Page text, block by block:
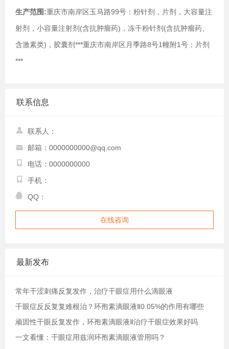
生产范围:重庆市南岸区玉马路99号：粉针剂，片剂，大容量注
射剂，小容量注射剂(含抗肿瘤药)，冻干粉针剂(含抗肿瘤药、
含激素类)，胶囊剂***重庆市南岸区月季路8号1幢附1号：片剂
***
联系信息
联系人：
邮箱：0000000000@qq.com
电话：0000000000
手机：
QQ：
在线咨询
最新发布
常年干涩刺痛反复发作，治疗干眼症用什么滴眼液
干眼症反反复复难根治？环孢素滴眼液Ⅱ0.05%的作用有哪些
顽固性干眼反复发作，环孢素滴眼液Ⅱ治疗干眼症效果好吗
一文看懂：干眼症用兹润环孢素滴眼液管用吗？